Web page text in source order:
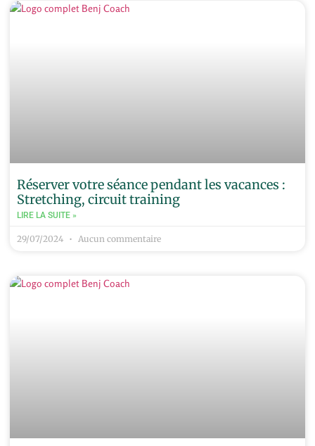
Réserver votre séance pendant les vacances :
Stretching, circuit training
LIRE LA SUITE »
29/07/2024 Aucun commentaire